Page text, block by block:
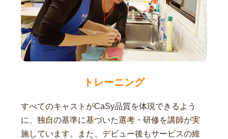
トレーニング
すべてのキャストがCaSy品質を体現できるよう
に、独自の基準に基づいた選考・研修を講師が実
施しています。また、デビュー後もサービスの維